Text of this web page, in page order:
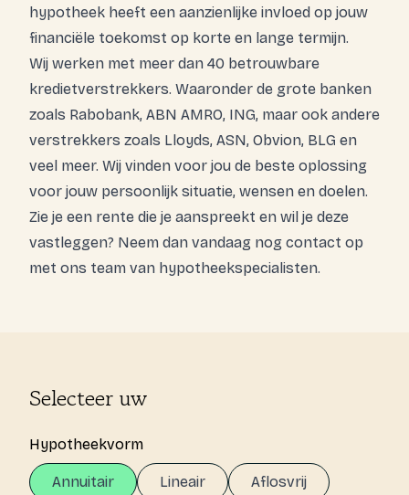
Over ons
Login
Expats
Gratis kennismaking
hypotheek heeft een aanzienlijke invloed op jouw
financiële toekomst op korte en lange termijn.
Wij werken met meer dan 40 betrouwbare
kredietverstrekkers. Waaronder de grote banken
zoals Rabobank, ABN AMRO, ING, maar ook andere
verstrekkers zoals Lloyds, ASN, Obvion, BLG en
veel meer. Wij vinden voor jou de beste oplossing
voor jouw persoonlijk situatie, wensen en doelen.
Zie je een rente die je aanspreekt en wil je deze
vastleggen? Neem dan vandaag nog contact op
met ons team van hypotheekspecialisten.
Selecteer uw
Hypotheekvorm
Annuitair Lineair Aflosvrij